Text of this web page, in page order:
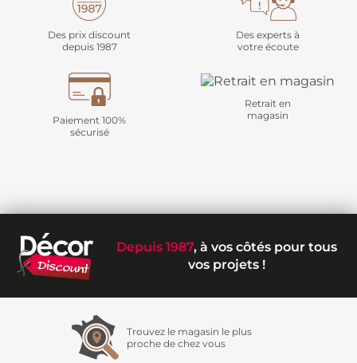
Des prix discount
depuis 1987
Des experts à
votre écoute
Paiement 100%
sécurisé
Retrait en
magasin
Depuis 1987, à vos côtés pour tous
vos projets !
Trouvez le magasin le plus
proche de chez vous